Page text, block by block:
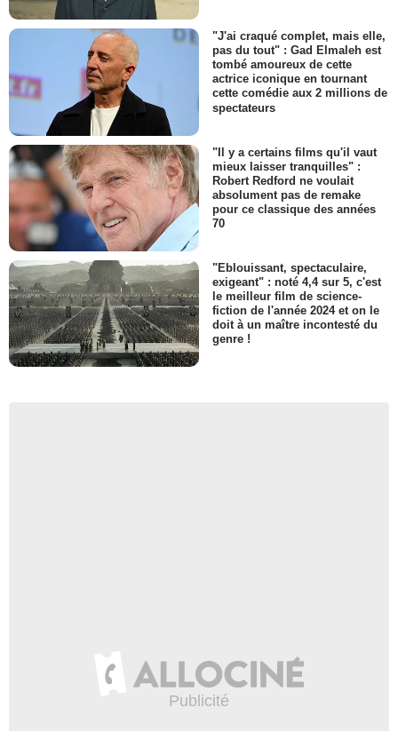
"J'ai craqué complet, mais elle,
pas du tout" : Gad Elmaleh est
tombé amoureux de cette
actrice iconique en tournant
cette comédie aux 2 millions de
spectateurs
"Il y a certains films qu'il vaut
mieux laisser tranquilles" :
Robert Redford ne voulait
absolument pas de remake
pour ce classique des années
70
"Eblouissant, spectaculaire,
exigeant" : noté 4,4 sur 5, c'est
le meilleur film de science-
fiction de l'année 2024 et on le
doit à un maître incontesté du
genre !